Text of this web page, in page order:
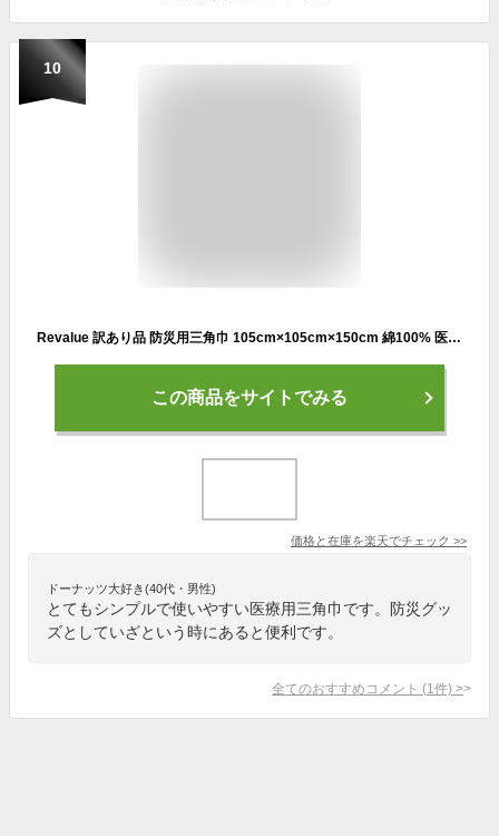
10
Revalue 訳あり品 防災用三角巾 105cm×105cm×150cm 綿100% 医療用 8点までメール便配送可
この商品をサイトでみる
価格と在庫を楽天でチェック >>
ドーナッツ大好き(40代・男性)
とてもシンプルで使いやすい医療用三角巾です。防災グッ
ズとしていざという時にあると便利です。
全てのおすすめコメント (1 件) >